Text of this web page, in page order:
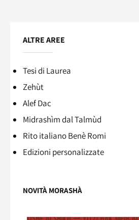
ALTRE AREE
Tesi di Laurea
Zehùt
Alef Dac
Midrashìm dal Talmùd
Rito italiano Benè Romi​
Edizioni personalizzate
NOVITÀ MORASHÀ